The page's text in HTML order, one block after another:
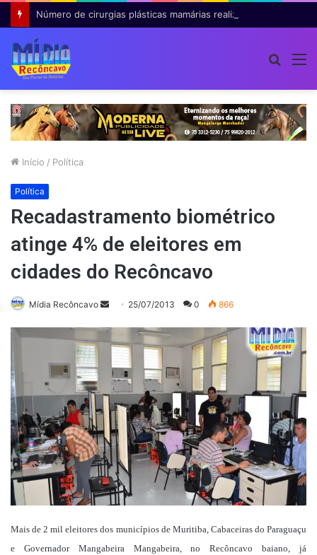
Início / Política
Política
Recadastramento biométrico
atinge 4% de eleitores em
cidades do Recôncavo
Mídia Recôncavo
Mande
mail
25/07/2013 0 866
Mais de 2 mil eleitores dos municípios de Muritiba, Cabaceiras do Paraguaçu
e Governador Mangabeira Mangabeira, no Recôncavo baiano, já